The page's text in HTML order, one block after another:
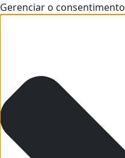
Gerenciar o consentimento